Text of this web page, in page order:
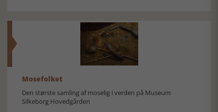
Mosefolket
Den største samling af moselig i verden på Museum
Silkeborg Hovedgården